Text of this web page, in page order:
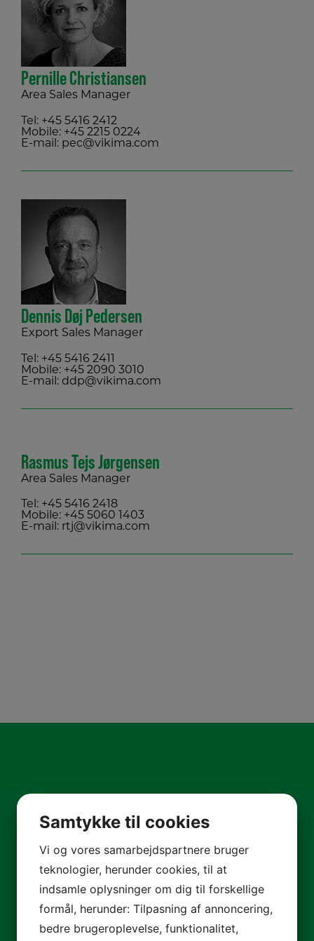
Pernille Christiansen
Area Sales Manager
Tel: +45 5416 2412
Mobile: +45 2215 0224
E-mail: pec@vikima.com
Dennis Døj Pedersen
Export Sales Manager
Tel: +45 5416 2411
Mobile: +45 2090 3010
E-mail: ddp@vikima.com
Rasmus Tejs Jørgensen
Area Sales Manager
Tel: +45 5416 2418
Mobile: +45 5060 1403
E-mail: rtj@vikima.com
Contact us today
Vikima Denmark
Vikima Seed A/S
Industriparken 9
Samtykke til cookies
Vi og vores samarbejdspartnere bruger
teknologier, herunder cookies, til at
indsamle oplysninger om dig til forskellige
formål, herunder: Tilpasning af annoncering,
bedre brugeroplevelse, funktionalitet,